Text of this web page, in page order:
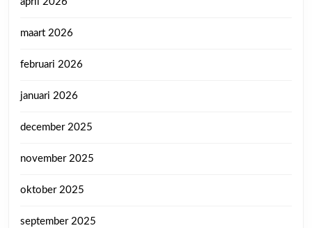
maart 2026
februari 2026
januari 2026
december 2025
november 2025
oktober 2025
september 2025